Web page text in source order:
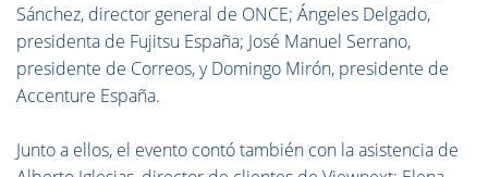
Sánchez, director general de ONCE; Ángeles Delgado,
presidenta de Fujitsu España; José Manuel Serrano,
presidente de Correos, y Domingo Mirón, presidente de
Accenture España.
Junto a ellos, el evento contó también con la asistencia de